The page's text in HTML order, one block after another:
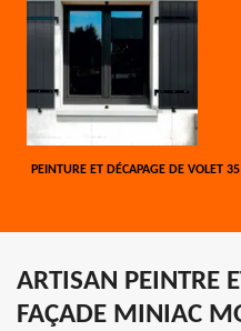
PEINTURE ET DÉCAPAGE DE VOLET 35
ARTISAN PEINTRE
FAÇADE MINIAC